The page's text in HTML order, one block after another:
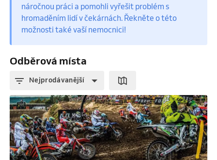
náročnou práci a pomohli vyřešit problém s
hromaděním lidí v čekárnách. Řekněte o této
možnosti také vaší nemocnici!
Odběrová místa
Nejprodávanější